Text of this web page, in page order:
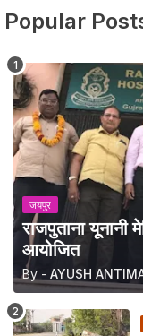
Popular
जयपुर
राजपुताना
आयोजित
By - AYUSH